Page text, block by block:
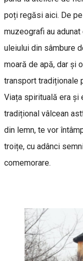
poți regăsi aici. De
muzeografi au
uleiului din sâmbure
moară de apă, dar și
transport tradiționale
Viața spirituală era și
tradițional vâlcean
din lemn, te vor
troițe, cu adânci
comemorare.